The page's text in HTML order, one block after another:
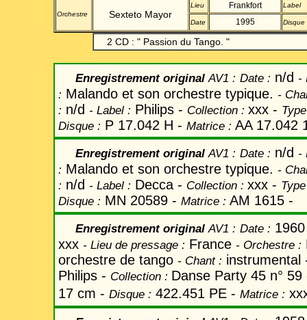
Orchestre Sexteto Mayor
Lieu Frankfort Label
Date 1995 Disque
2 CD : " Passion du Tango . "
Enregistrement originalAV1 : Date : n/d -
: Malando et son orchestre typique. -
: n/d - Label : Philips - Collection : xxx -
Disque : P 17.042 H - Matrice : AA 17.042
Enregistrement originalAV1 : Date : n/d -
: Malando et son orchestre typique. -
: n/d - Label : Decca - Collection : xxx -
Disque : MN 20589 - Matrice : AM 1615 -
Enregistrement originalAV1 : Date : 1960
xxx - Lieu de pressage : France - Orchestre :
orchestre de tango - Chant:
Philips - Collection : Danse Party 45 n°
17 cm - Disque : 422.451 PE - Matrice :